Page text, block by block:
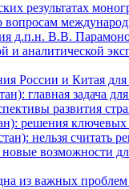
результатах
д.п.н. В.В.
и аналитической
России и Китая
главная задача
развития
решения
нельзя считать
возможности
из важных